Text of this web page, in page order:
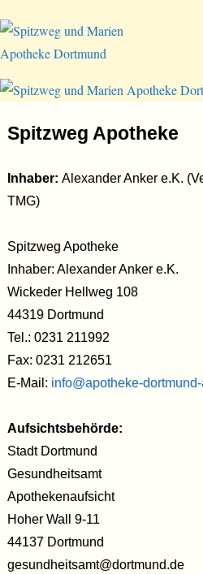
Spitzweg und Marien
Spitzweg Apotheke
Inhaber: Alexander Anker e.K.
TMG)
Spitzweg Apotheke
Inhaber: Alexander Anker e.K.
Wickeder Hellweg 108
44319 Dortmund
Tel.: 0231 211992
Fax: 0231 212651
E-Mail: info@apotheke-
Aufsichtsbehörde:
Stadt Dortmund
Gesundheitsamt
Apothekenaufsicht
Hoher Wall 9-11
44137 Dortmund
gesundheitsamt@dortmund.de